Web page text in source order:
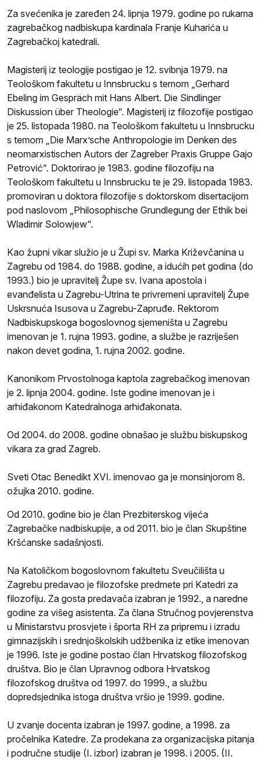
Za svećenika je zaređen 24. lipnja 1979. godine po rukama
zagrebačkog nadbiskupa kardinala Franje Kuharića u
Zagrebačkoj katedrali.
Magisterij iz teologije postigao je 12. svibnja 1979. na
Teološkom fakultetu u Innsbrucku s temom „Gerhard
Ebeling im Gespräch mit Hans Albert. Die Sindlinger
Diskussion über Theologie“. Magisterij iz filozofije postigao
je 25. listopada 1980. na Teološkom fakultetu u Innsbrucku
s temom „Die Marx’sche Anthropologie im Denken des
neomarxistischen Autors der Zagreber Praxis Gruppe Gajo
Petrović“. Doktorirao je 1983. godine filozofiju na
Teološkom fakultetu u Innsbrucku te je 29. listopada 1983.
promoviran u doktora filozofije s doktorskom disertacijom
pod naslovom „Philosophische Grundlegung der Ethik bei
Wladimir Solowjew“.
Kao župni vikar služio je u Župi sv. Marka Križevčanina u
Zagrebu od 1984. do 1988. godine, a idućih pet godina (do
1993.) bio je upravitelj Župe sv. Ivana apostola i
evanđelista u Zagrebu-Utrina te privremeni upravitelj Župe
Uskrsnuća Isusova u Zagrebu-Zapruđe. Rektorom
Nadbiskupskoga bogoslovnog sjemeništa u Zagrebu
imenovan je 1. rujna 1993. godine, a službe je razriješen
nakon devet godina, 1. rujna 2002. godine.
Kanonikom Prvostolnoga kaptola zagrebačkog imenovan
je 2. lipnja 2004. godine. Iste godine imenovan je i
arhiđakonom Katedralnoga arhiđakonata.
Od 2004. do 2008. godine obnašao je službu biskupskog
vikara za grad Zagreb.
Sveti Otac Benedikt XVI. imenovao ga je monsinjorom 8.
ožujka 2010. godine.
Od 2010. godine bio je član Prezbiterskog vijeća
Zagrebačke nadbiskupije, a od 2011. bio je član Skupštine
Kršćanske sadašnjosti.
Na Katoličkom bogoslovnom fakultetu Sveučilišta u
Zagrebu predavao je filozofske predmete pri Katedri za
filozofiju. Za gosta predavača izabran je 1992., a naredne
godine za višeg asistenta. Za člana Stručnog povjerenstva
u Ministarstvu prosvjete i športa RH za pripremu i izradu
gimnazijskih i srednjoškolskih udžbenika iz etike imenovan
je 1996. Iste je godine postao član Hrvatskog filozofskog
društva. Bio je član Upravnog odbora Hrvatskog
filozofskog društva od 1997. do 1999., a službu
dopredsjednika istoga društva vršio je 1999. godine.
U zvanje docenta izabran je 1997. godine, a 1998. za
pročelnika Katedre. Za prodekana za organizacijska pitanja
i područne studije (I. izbor) izabran je 1998. i 2005. (II.